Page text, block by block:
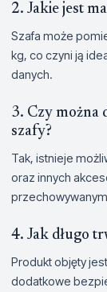
2. Jakie jest
Szafa może
kg, co czyni ją
danych.
3. Czy można
szafy?
Tak, istnieje
oraz innych
4. Jak długo
Produkt objęty
dodatkowe